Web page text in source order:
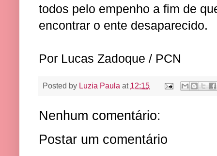
todos pelo empenho a fim de
encontrar o ente desaparecido.
Por Lucas Zadoque / PCN
Posted by Luzia Paula at 12:15
Nenhum comentário:
Postar um comentário